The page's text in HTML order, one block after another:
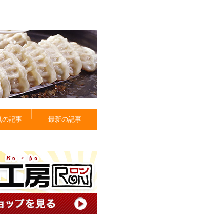
の記事 最新の記事